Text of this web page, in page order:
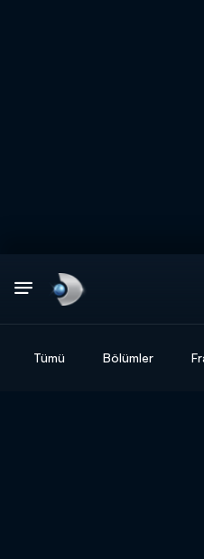
Tümü Bölümler